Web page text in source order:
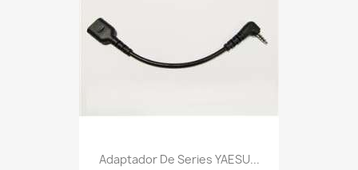
Adaptador De Series YAESU...